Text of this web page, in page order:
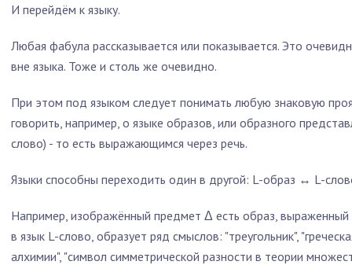
И перейдём к языку.
Любая фабула рассказывается или показывается. Это
вне языка. Тоже и столь же очевидно.
При этом под языком следует понимать любую знаковую
говорить, например, о языке образов, или образного
слово) - то есть выражающимся через речь.
Языки способны переходить один в другой: L-образ ↔ L-
Например, изображённый предмет Δ есть образ,
в язык L-слово, образует ряд смыслов: "треугольник",
алхимии", "символ симметрической разности в теории